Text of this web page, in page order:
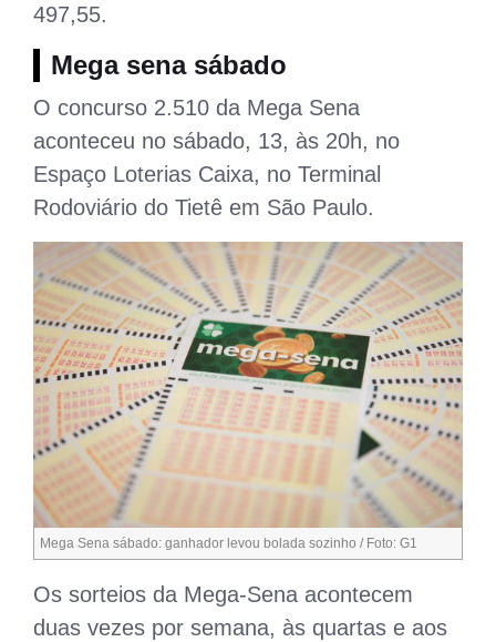
497,55.
Mega sena sábado
O concurso 2.510 da Mega Sena
aconteceu no sábado, 13, às 20h, no
Espaço Loterias Caixa, no Terminal
Rodoviário do Tietê em São Paulo.
Mega Sena sábado: ganhador levou bolada sozinho / Foto: G1
Os sorteios da Mega-Sena acontecem
duas vezes por semana, às quartas e aos